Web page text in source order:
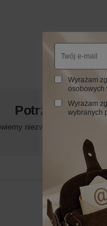
Potrzebujesz
niezwłocznie,
Wyrażam
osobowych
Wyrażam
wybranych